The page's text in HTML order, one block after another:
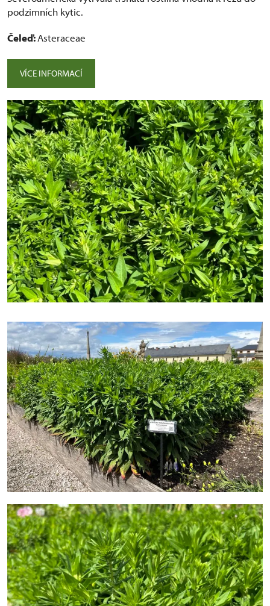
podzimních kytic.
Čeleď:Asteraceae
VÍCE INFORMACÍ